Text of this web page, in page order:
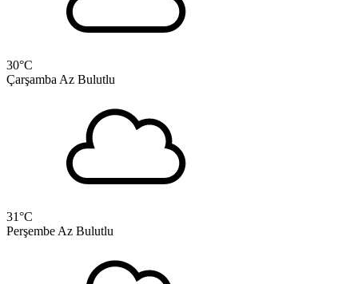
30°C
Çarşamba Az Bulutlu
31°C
Perşembe Az Bulutlu